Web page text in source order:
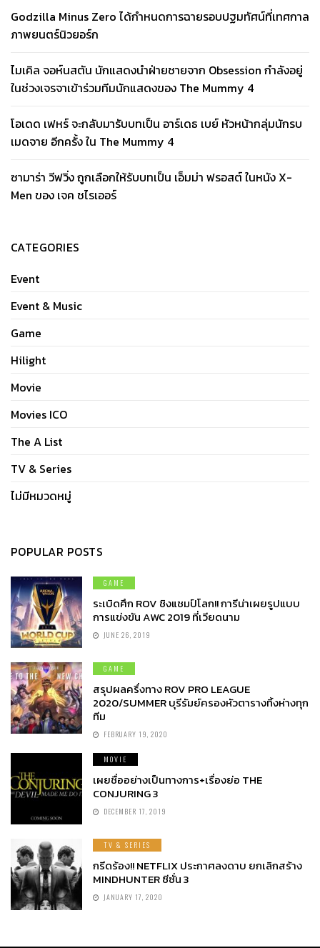
Godzilla Minus Zero ได้กำหนดการฉายรอบปฐมทัศน์ที่เทศกาล
ภาพยนตร์นิวยอร์ก
ไมเคิล จอห์นสตัน นักแสดงนำฝ่ายชายจาก Obsession กำลังอยู่
ในช่วงเจรจาเข้าร่วมทีมนักแสดงของ The Mummy 4
โอเดด เฟหร์ จะกลับมารับบทเป็น อาร์เดธ เบย์ หัวหน้ากลุ่มนักรบ
เมดจาย อีกครั้ง ใน The Mummy 4
ซามาร่า วีฟวิ่ง ถูกเลือกให้รับบทเป็น เอ็มม่า ฟรอสต์ ในหนัง X-
Men ของ เจค ชไรเออร์
CATEGORIES
Event
Event & Music
Game
Hilight
Movie
Movies ICO
The A List
TV & Series
ไม่มีหมวดหมู่
POPULAR POSTS
GAME
ระเบิดศึก ROV ชิงแชมป์โลก!! การีน่าเผยรูปแบบ
การแข่งขัน AWC 2019 ที่เวียดนาม
JUNE 26, 2019
GAME
สรุปผลครึ่งทาง ROV PRO LEAGUE
2020/SUMMER บุรีรัมย์ครองหัวตารางทิ้งห่างทุก
ทีม
FEBRUARY 19, 2020
MOVIE
เผยชื่ออย่างเป็นทางการ+เรื่องย่อ THE
CONJURING 3
DECEMBER 17, 2019
TV & SERIES
กรีดร้อง!! NETFLIX ประกาศลงดาบ ยกเลิกสร้าง
MINDHUNTER ซีซั่น 3
JANUARY 17, 2020